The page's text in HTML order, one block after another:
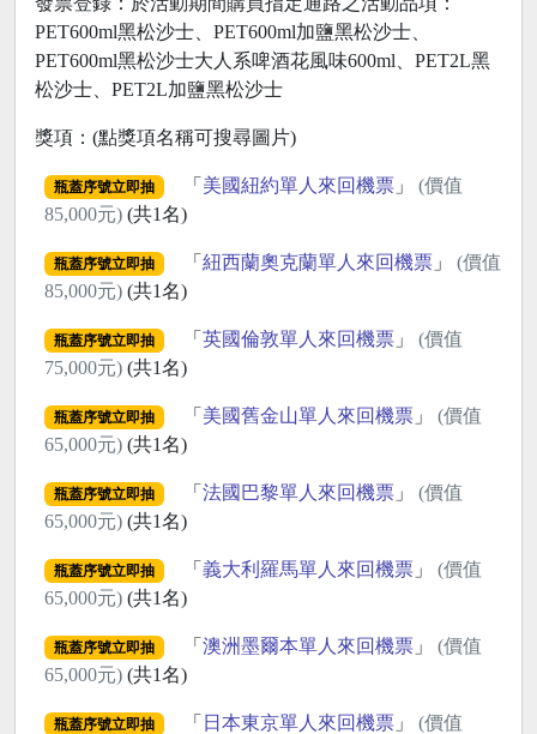
PET600ml黑松沙士、PET600ml加鹽黑松沙士、
PET600ml黑松沙士大人系啤酒花風味600ml、PET2L黑
松沙士、PET2L加鹽黑松沙士
獎項：(點獎項名稱可搜尋圖片)
瓶蓋序號立即抽 「 美國紐約單人來回機票」 (價值
85,000元) (共1名)
瓶蓋序號立即抽 「 紐西蘭奧克蘭單人來回機票」 (價值
85,000元) (共1名)
瓶蓋序號立即抽 「 英國倫敦單人來回機票」 (價值
75,000元) (共1名)
瓶蓋序號立即抽 「 美國舊金山單人來回機票」 (價值
65,000元) (共1名)
瓶蓋序號立即抽 「 法國巴黎單人來回機票」 (價值
65,000元) (共1名)
瓶蓋序號立即抽 「 義大利羅馬單人來回機票」 (價值
65,000元) (共1名)
瓶蓋序號立即抽 「 澳洲墨爾本單人來回機票」 (價值
65,000元) (共1名)
瓶蓋序號立即抽 「 日本東京單人來回機票」 (價值